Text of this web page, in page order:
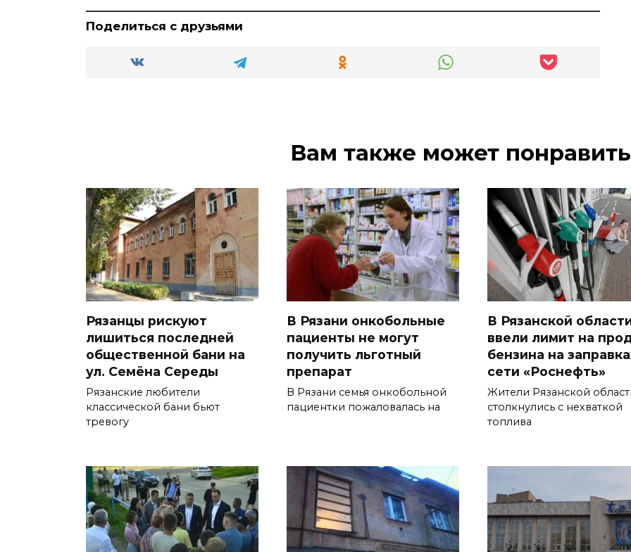
Поделиться с друзьями
Вам также может
Рязанцы рискуют
лишиться последней
общественной бани на
ул. Семёна Середы
Рязанские любители
классической бани бьют
тревогу
В Рязани онкобольные
пациенты не могут
получить льготный
препарат
В Рязани семья онкобольной
пациентки пожаловалась на
В Рязанской
ввели лимит на
бензина на
сети «Роснефть»
Жители Рязанской
столкнулись с нехваткой
топлива